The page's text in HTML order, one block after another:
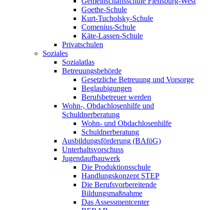
Goethe-Schule
Kurt-Tucholsky-Schule
Comenius-Schule
Käte-Lassen-Schule
Privatschulen
Soziales
Sozialatlas
Betreuungsbehörde
Gesetzliche Betreuung und Vorsorge
Beglaubigungen
Berufsbetreuer werden
Wohn-, Obdachlosenhilfe und
Schuldnerberatung
Wohn- und Obdachlosenhilfe
Schuldnerberatung
Ausbildungsförderung (BAföG)
Unterhaltsvorschuss
Jugendaufbauwerk
Die Produktionsschule
Handlungskonzept STEP
Die Berufsvorbereitende
Bildungsmaßnahme
Das Assessmentcenter